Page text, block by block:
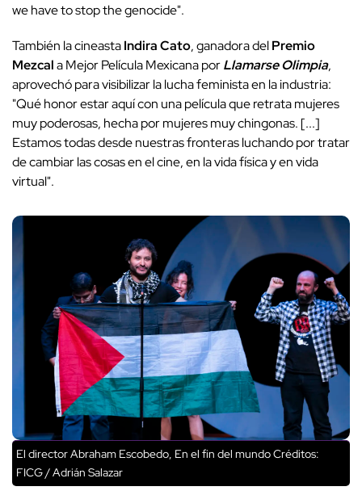
we have to stop the genocide".
También la cineastaIndira Cato, ganadora delPremio
Mezcala Mejor Película Mexicana porLlamarse Olimpia,
aprovechó para visibilizar la lucha feminista en la industria:
"Qué honor estar aquí con una película que retrata mujeres
muy poderosas, hecha por mujeres muy chingonas. [...]
Estamos todas desde nuestras fronteras luchando por tratar
de cambiar las cosas en el cine, en la vida física y en vida
virtual".
El director Abraham Escobedo, En el fin del mundoCréditos:
FICG / Adrián Salazar